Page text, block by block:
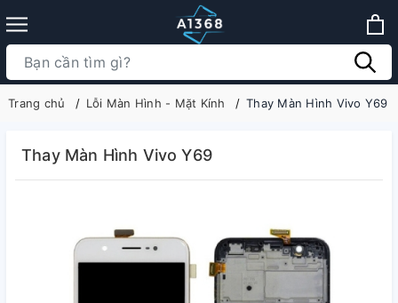
Trang chủ Lỗi Màn Hình - Mặt Kính Thay Màn Hình Vivo Y69
Thay Màn Hình Vivo Y69